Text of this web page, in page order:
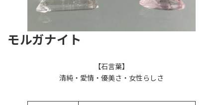
モルガナイト
【石言葉】
清純・愛情・優美さ・女性らしさ